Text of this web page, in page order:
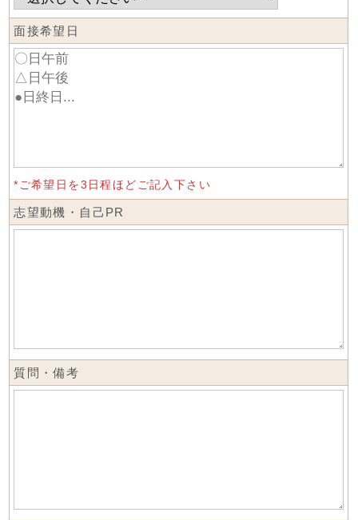
面接希望日
*ご希望日を3日程ほどご記入下さい
志望動機・自己PR
質問・備考